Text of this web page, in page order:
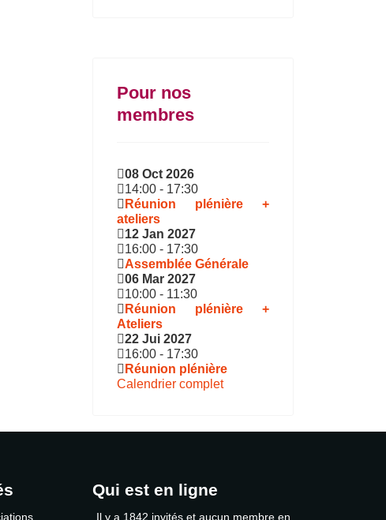
Pour nos
membres
08 Oct 2026
14:00 - 17:30
Réunion plénière +
ateliers
12 Jan 2027
16:00 - 17:30
Assemblée Générale
06 Mar 2027
10:00 - 11:30
Réunion plénière +
Ateliers
22 Jui 2027
16:00 - 17:30
Réunion plénière
Calendrier complet
Qui est en ligne
Il y a 1842 invités et aucun membre en